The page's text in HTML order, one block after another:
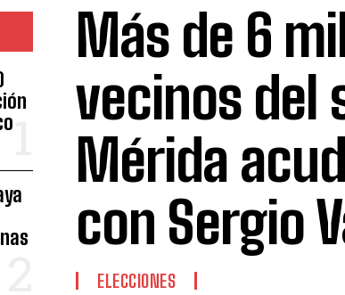
Más de 6
vecinos del
Mérida
con Sergio
ELECCIONES